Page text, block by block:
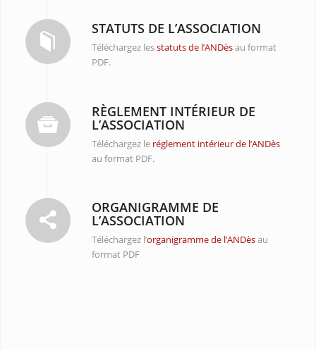
STATUTS DE L’ASSOCIATION
Téléchargez lesstatuts de l’ANDèsau format
PDF.
RÈGLEMENT INTÉRIEUR DE
L’ASSOCIATION
Téléchargez le réglement intérieur de l’ANDès
au format PDF.
ORGANIGRAMME DE
L’ASSOCIATION
Téléchargez l’organigramme de l’ANDèsau
format PDF